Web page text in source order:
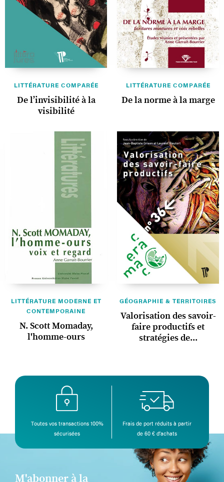
LITTÉRATURE COMPARÉE
De l’invisibilité à la
visibilité
LITTÉRATURE COMPARÉE
De la norme à la marge
LITTÉRATURE MODERNE ET
CONTEMPORAINE
N. Scott Momaday,
l'homme-ours
GÉOGRAPHIE & TERRITOIRES
Valorisation des savoir-
faire productifs et
stratégies de...
Toutes vos transactions 100%
sécurisées
Frais de port réduits à partir
de 60 € d’achats
M'abonner à la